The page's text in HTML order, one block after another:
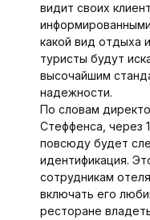
видит своих
какой вид отдыха
туристы будут
высочайшим
надежности.
По словам
Стеффенса, через
повсюду будет
идентификация.
сотрудникам
включать его
ресторане